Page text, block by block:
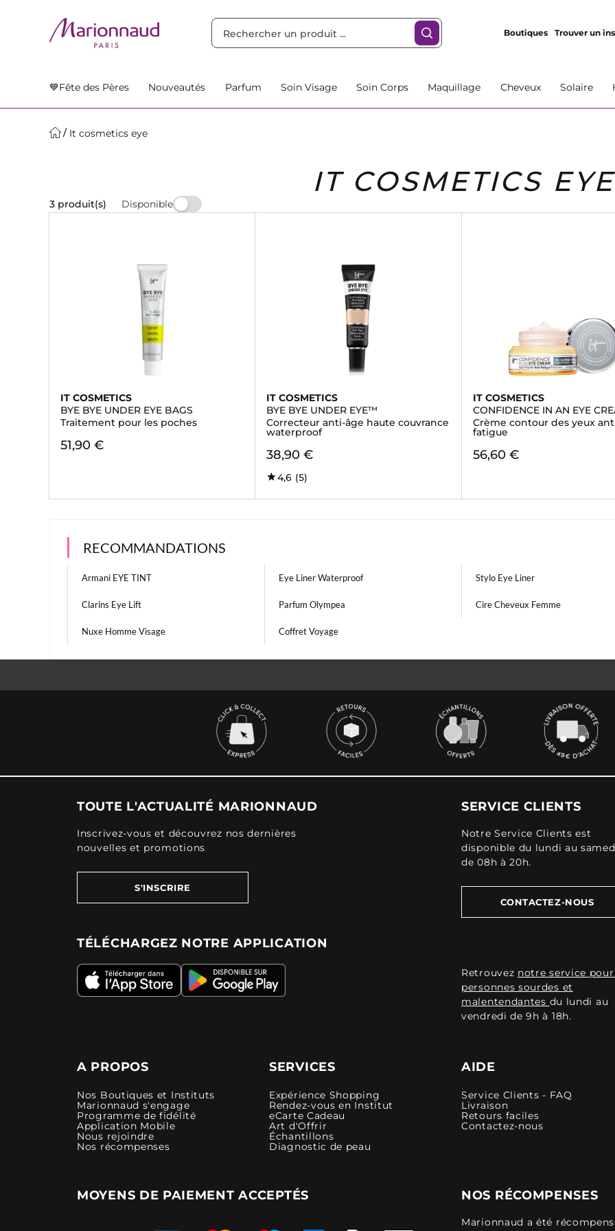
Boutiques Trouver un
💙Fête des Pères Nouveautés Parfum Soin Visage Soin Corps Maquillage Cheveux Solaire
It cosmetics eye
IT COSMETICS EYE
3 produit(s) Disponible
IT COSMETICS
BYE BYE UNDER EYE BAGS
Traitement pour les poches
51,90 €
IT COSMETICS
BYE BYE UNDER EYE™
Correcteur anti-âge haute couvrance
waterproof
38,90 €
4,6 (5)
IT COSMETICS
CONFIDENCE IN AN EYE
Crème contour des yeux
fatigue
56,60 €
RECOMMANDATIONS
Armani EYE TINT Eye Liner Waterproof Stylo Eye Liner
Clarins Eye Lift Parfum Olympea Cire Cheveux Femme
Nuxe Homme Visage Coffret Voyage
TOUTE L'ACTUALITÉ MARIONNAUD
Inscrivez-vous et découvrez nos dernières
nouvelles et promotions
S'INSCRIRE
TÉLÉCHARGEZ NOTRE APPLICATION
SERVICE CLIENTS
Notre Service Clients est
disponible du lundi au
de 08h à 20h.
CONTACTEZ-NOUS
Retrouvez notre service
personnes sourdes et
malentendantes du lundi au
vendredi de 9h à 18h.
A PROPOS
Nos Boutiques et Instituts
Marionnaud s'engage
Programme de fidélité
Application Mobile
Nous rejoindre
Nos récompenses
SERVICES
Expérience Shopping
Rendez-vous en Institut
eCarte Cadeau
Art d'Offrir
Échantillons
Diagnostic de peau
AIDE
Service Clients - FAQ
Livraison
Retours faciles
Contactez-nous
MOYENS DE PAIEMENT ACCEPTÉS NOS RÉCOMPENSES
Marionnaud a été